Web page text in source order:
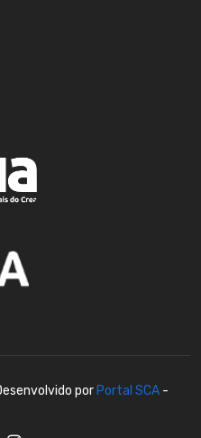
por Portal SCA -